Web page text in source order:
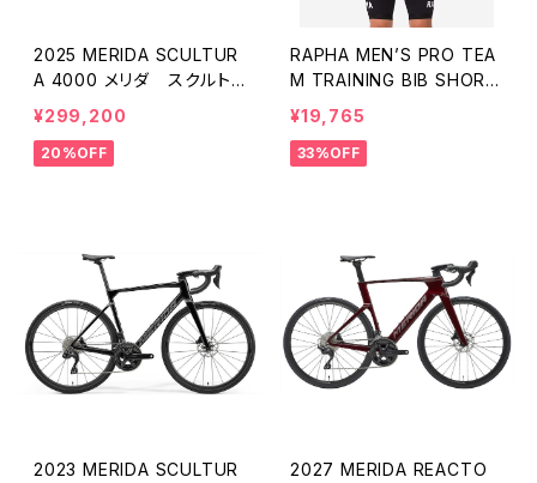
2025 MERIDA SCULTUR
A 4000 メリダ スクルトゥ
ーラ 105 12S GUNMETAL
GREY(TEAL) ES92（店頭
受取のみ）
¥299,200
20%OFF
RAPHA MEN’S PRO TEA
M TRAINING BIB SHORT
S メンズ プロチーム トレ
ーニング ビブショーツ Blac
k/White
¥19,765
33%OFF
2023 MERIDA SCULTUR
2027 MERIDA REACTO